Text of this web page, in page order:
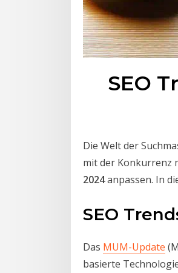
SEO
Die Welt der
mit der Konkurrenz
2024anpassen. In
SEO
Das MUM-Update
basierte